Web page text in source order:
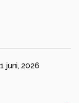
juni, 2026